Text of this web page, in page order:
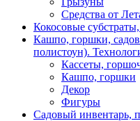
Средства от
Кокосовые
Кашпо, горшки,
полистоун).
Кассеты,
Кашпо, горшки
Декор
Фигуры
Садовый инвентарь,